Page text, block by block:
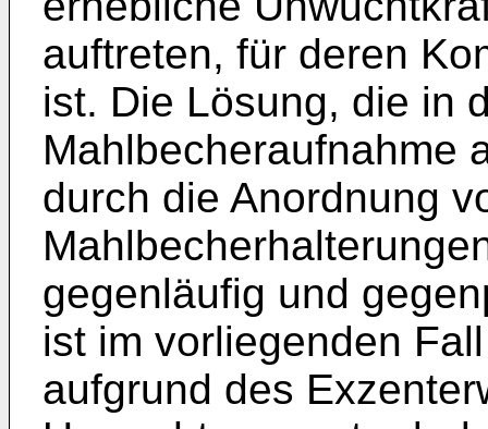
auftreten, für deren
ist. Die Lösung, die in
Mahlbecheraufnahme
durch die Anordnung
gegenläufig und
ist im vorliegenden
aufgrund des